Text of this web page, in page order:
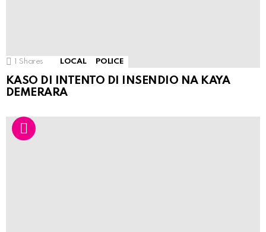
Shares LOCAL POLICE
KASO DI INTENTO DI INSENDIO NA KAYA
DEMERARA